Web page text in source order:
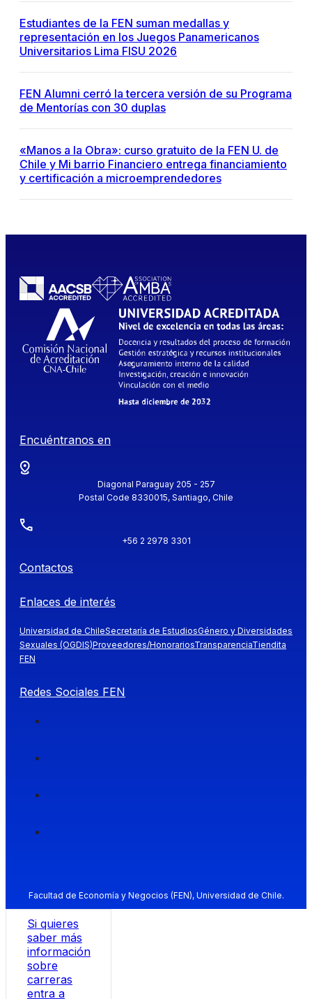
Estudiantes de la FEN suman medallas y
representación en los Juegos Panamericanos
Universitarios Lima FISU 2026
FEN Alumni cerró la tercera versión de su Programa
de Mentorías con 30 duplas
«Manos a la Obra»: curso gratuito de la FEN U. de
Chile y Mi barrio Financiero entrega financiamiento
y certificación a microemprendedores
Encuéntranos en
Diagonal Paraguay 205 - 257
Postal Code 8330015, Santiago, Chile
+56 2 2978 3301
Contactos
Enlaces de interés
Universidad de ChileSecretaría de EstudiosGénero y Diversidades
Sexuales (OGDIS)Proveedores/HonorariosTransparenciaTiendita
FEN
Redes Sociales FEN
Facultad de Economía y Negocios (FEN), Universidad de Chile.
Si quieres
saber más
información
sobre
carreras
entra a